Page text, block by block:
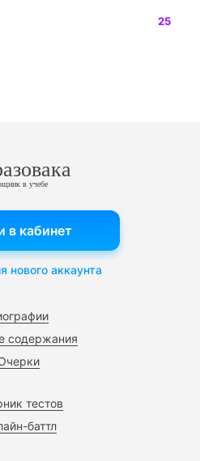
25
в учебе
содержания
тестов
баттл
в кабинет
нового аккаунта